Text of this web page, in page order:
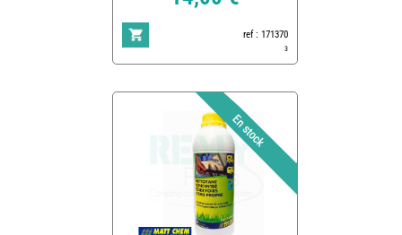
ref : 171370
3